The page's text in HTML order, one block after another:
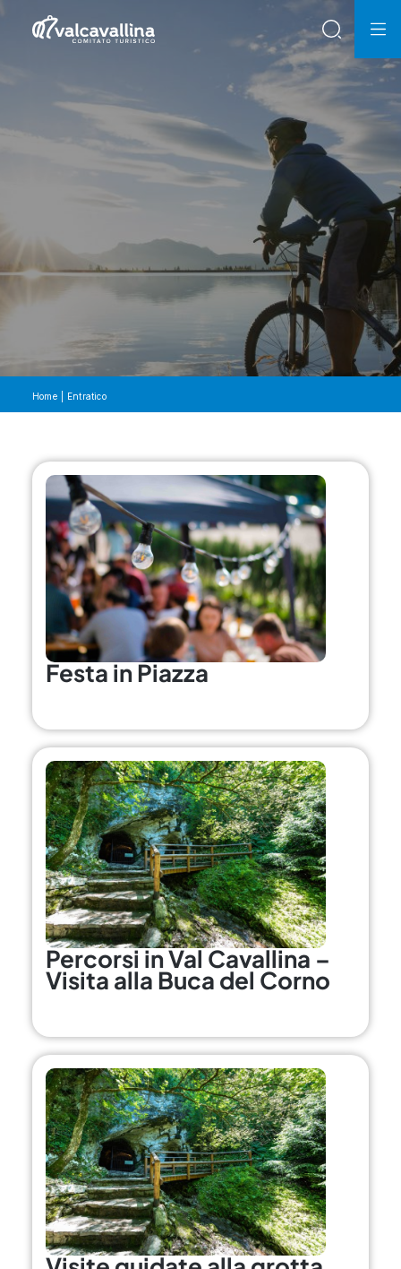
Home Entratico
Festa in Piazza
Percorsi in Val Cavallina –
Visita alla Buca del Corno